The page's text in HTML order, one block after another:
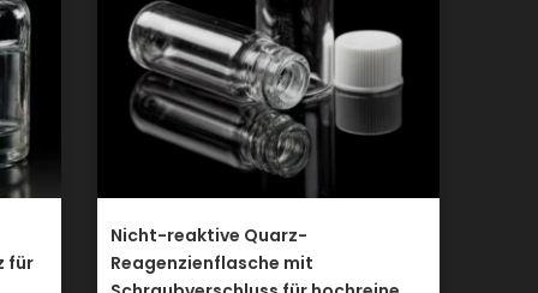
für
Nicht-reaktive Quarz-
Reagenzienflasche mit